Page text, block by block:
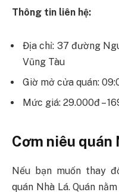
Thông tin liên hệ:
Địa chỉ: 37 đường
Vũng Tàu
Giờ mở cửa quán:
Mức giá: 29.000đ –
Cơm niêu quán
Nếu bạn muốn thay
quán Nhà Lá. Quán